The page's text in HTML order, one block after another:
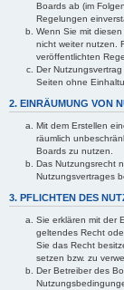
Boards ab (im
Regelungen
Wenn Sie mit
nicht weiter nutzen.
veröffentlichten
Der
Seiten ohne
2. EINRÄUMUNG VON
Mit dem Erstellen
räumlich
Boards zu nutzen.
Das Nutzungsrecht
Nutzungsvertrages
3. PFLICHTEN DES
Sie erklären mit der
geltendes Recht
Sie das Recht
setzen bzw. zu
Der Betreiber des